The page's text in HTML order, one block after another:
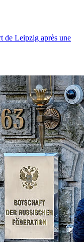
de Leipzig après une